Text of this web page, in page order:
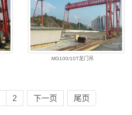
MG100/10T龙门吊
2 下一页 尾页